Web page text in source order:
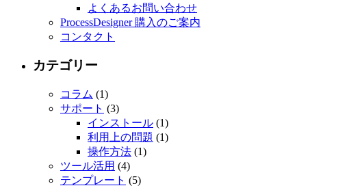
よくあるお問い合わせ
ProcessDesigner 購入のご案内
コンタクト
カテゴリー
コラム (1)
サポート (3)
インストール (1)
利用上の問題 (1)
操作方法 (1)
ツール活用 (4)
テンプレート (5)